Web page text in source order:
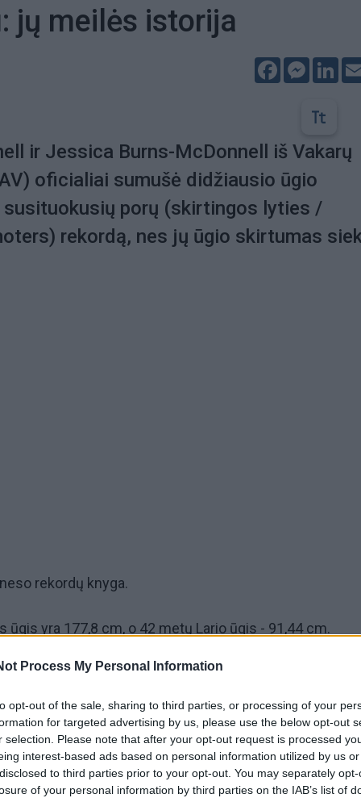
Process My Personal Information
opt-out of the sale, sharing to third parties, or processing of your
for targeted advertising by us, please use the below opt-out
selection. Please note that after your opt-out request is processed
interest-based ads based on personal information utilized by us
to third parties prior to your opt-out. You may separately
of your personal information by third parties on the IAB’s list of
jų meilės istorija
Facebook
ir Jessica Burns-McDonnell iš Vakarų
oficialiai sumušė didžiausio ūgio
porų (skirtingos lyties /
rekordą, nes jų ūgio skirtumas
rekordų knyga.
ūgis yra 177,8 cm, o 42 metų Lario ūgis - 91,44 cm.
prasidėjo prieš kelis dešimtmečius, kai Laris buvo
toje pačioje pradinės mokyklos klasėje kaip ir
jis sako, kad nepaprastai džiaugiasi, jog liko antroje
"Augdami turėjome tą patį draugų būrį ir tarsi sukomės